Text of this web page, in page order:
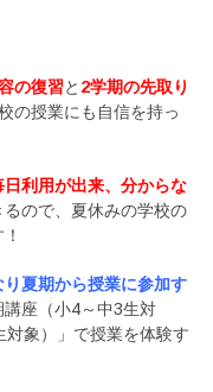
の復習と 2学期の先取り
の授業にも自信を持っ
日利用が出来、分からな
るので、夏休みの学校の
り夏期から授業に参加す
座（小4～中3生対
象）」で授業を体験す